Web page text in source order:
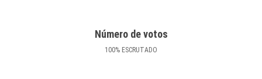
Número de votos
100% ESCRUTADO